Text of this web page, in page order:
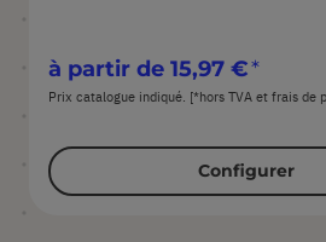
à partir de 15,97 €
Prix catalogue indiqué. [*hors TVA et frais de
Configurer